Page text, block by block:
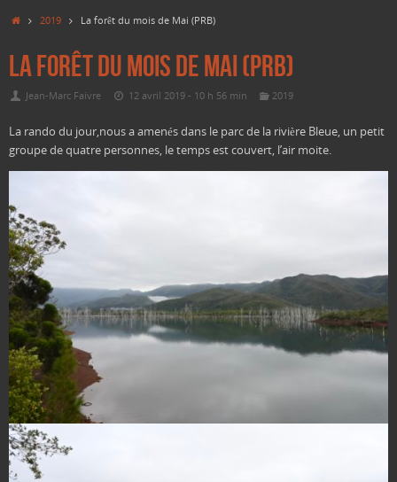
Accueil
2019 La forêt du mois de Mai (PRB)
La forêt du mois de Mai (PRB)
Jean-Marc Faivre 12 avril 2019 - 10 h 56 min 2019
La rando du jour,nous a amenés dans le parc de la rivière Bleue, un petit
groupe de quatre personnes, le temps est couvert, l’air moite.